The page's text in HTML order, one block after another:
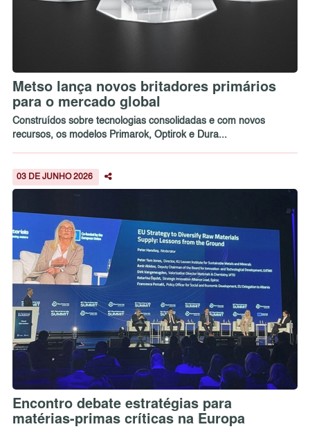
Metso lança novos britadores primários
para o mercado global
Construídos sobre tecnologias consolidadas e com novos
recursos, os modelos Primarok, Optirok e Dura...
03 DE JUNHO 2026
Encontro debate estratégias para
matérias-primas críticas na Europa